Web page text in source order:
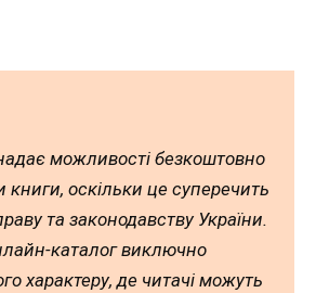
можливості безкоштовно
книги, оскільки це суперечить
та законодавству України.
каталог виключно
характеру, де читачі можуть